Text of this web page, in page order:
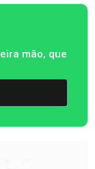
mão, que